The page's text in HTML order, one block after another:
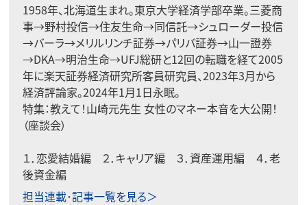
1958年、北海道生まれ。東京大学経済学部卒業。三菱商
事→野村投信→住友生命→同信託→シュローダー投信
→バーラ→メリルリンチ証券→パリバ証券→山一證券
→DKA→明治生命→UFJ総研と12回の転職を経て2005
年に楽天証券経済研究所客員研究員、2023年3月から
経済評論家。2024年1月1日永眠。
特集：教えて！山崎元先生 女性のマネー本音を大公開！
（座談会）
１． 恋愛結婚編 ２．キャリア編 ３． 資産運用編 ４．老
後資金編
担当連載･記事一覧を見る＞